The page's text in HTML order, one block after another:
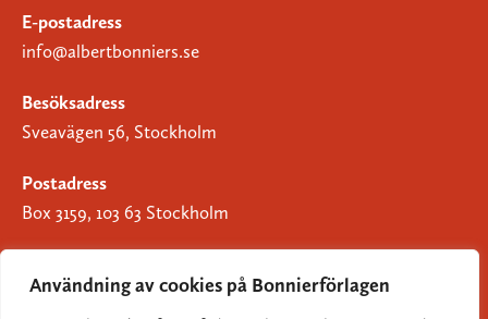
Användning av cookies på Bonnierförlagen
E-postadress
info@albertbonniers.se
Besöksadress
Sveavägen 56, Stockholm
Postadress
Box 3159, 103 63 Stockholm